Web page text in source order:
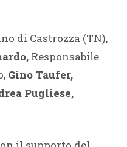
di Castrozza (TN),
Responsabile
Gino Taufer,
Pugliese,